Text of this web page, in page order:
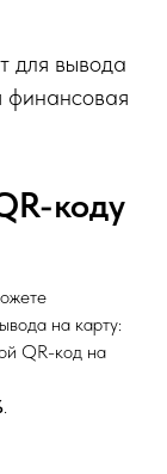
для вывода
финансовая
коду
на карту:
QR-код на
.